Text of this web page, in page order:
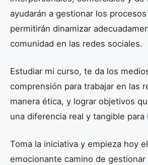
ayudarán a gestionar los
permitirán dinamizar
comunidad en las redes sociales.
Estudiar mi curso, te da los
comprensión para trabajar en las
manera ética, y lograr objetivos
una diferencia real y tangible para
Toma la iniciativa y empieza hoy
emocionante camino de